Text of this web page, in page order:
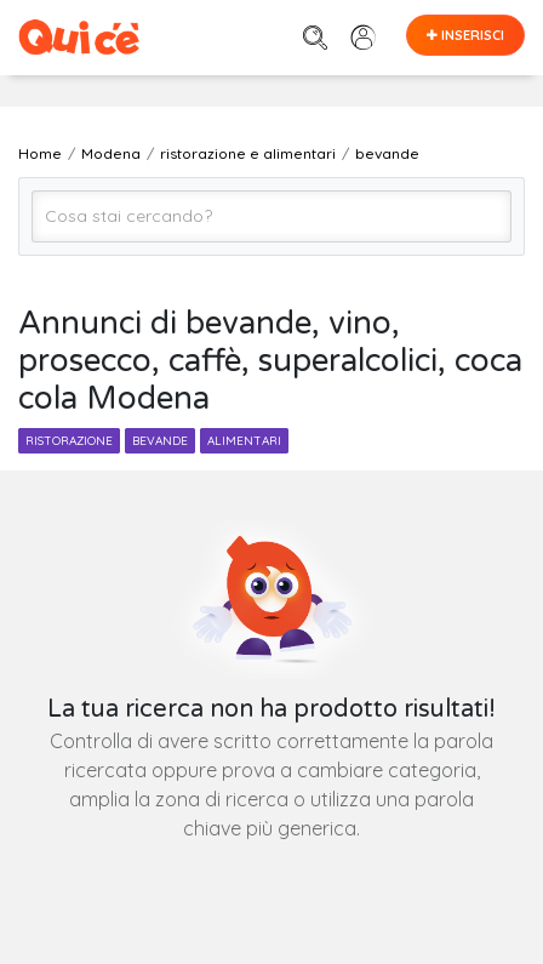
INSERISCI
Home Modena ristorazione e alimentari bevande
Modena
Cerca
Annunci di bevande, vino,
prosecco, caffè, superalcolici, coca
cola Modena
RISTORAZIONE BEVANDE ALIMENTARI
La tua ricerca non ha prodotto risultati!
Controlla di avere scritto correttamente la parola
ricercata oppure prova a cambiare categoria,
amplia la zona di ricerca o utilizza una parola
chiave più generica.